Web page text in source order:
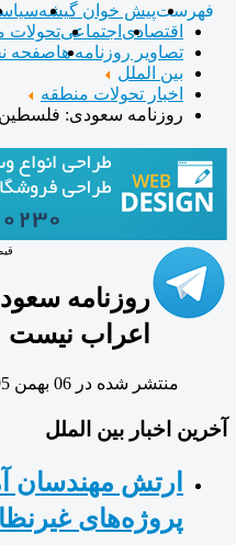
پیش خوان گیشهسیاسی
اقتصادیاجتماعیتحولات
تصاویر روزنامه هاصفحه
بین الملل
اخبار تحولات منطقه
روزنامه سعودی: فلسطین
قیمت
روزنامه
اعراب نیست
منتشر شده در 06 بهمن 1395
اخبار بین الملل
ارتش مهندسان
پروژه‌های